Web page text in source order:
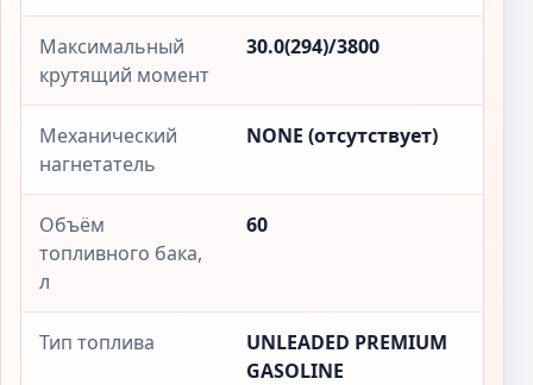
Максимальный
крутящий момент
30.0(294)/3800
Механический
нагнетатель
NONE (отсутствует)
Объём
топливного бака,
л
60
Тип топлива
UNLEADED PREMIUM
GASOLINE